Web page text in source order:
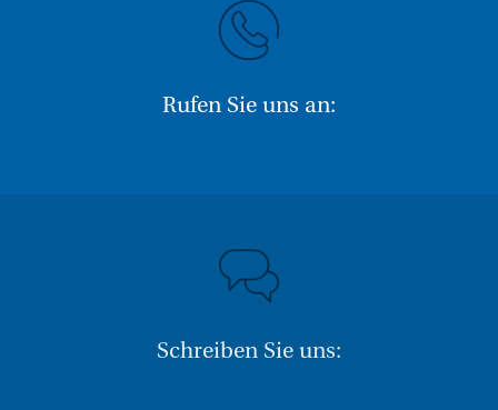
Rufen Sie uns an:
Schreiben Sie uns: